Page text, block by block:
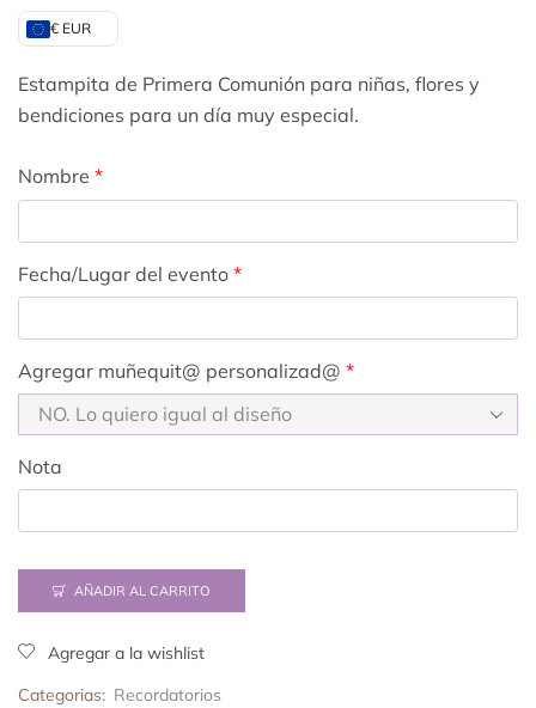
€ EUR
Estampita de Primera Comunión para niñas, flores y
bendiciones para un día muy especial.
Nombre *
Fecha/Lugar del evento *
Agregar muñequit@ personalizad@ *
Nota
AÑADIR AL CARRITO
Agregar a la wishlist
Categorias: Recordatorios